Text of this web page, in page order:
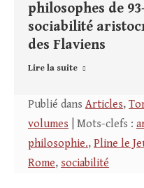
philosophes de
sociabilité
des Flaviens
Lire la suite
Publié dans Articles,
volumes | Mots-clefs :
philosophie., Pline le
Rome, sociabilité